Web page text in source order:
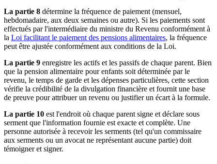
La partie 8 détermine la fréquence de paiement (mensuel,
hebdomadaire, aux deux semaines ou autre). Si les paiements sont
effectués par l'intermédiaire du ministre du Revenu conformément à
la Loi facilitant le paiement des pensions alimentaires, la fréquence
peut être ajustée conformément aux conditions de la Loi.
La partie 9 enregistre les actifs et les passifs de chaque parent. Bien
que la pension alimentaire pour enfants soit déterminée par le
revenu, le temps de garde et les dépenses particulières, cette section
vérifie la crédibilité de la divulgation financière et fournit une base
de preuve pour attribuer un revenu ou justifier un écart à la formule.
La partie 10 est l'endroit où chaque parent signe et déclare sous
serment que l'information fournie est exacte et complète. Une
personne autorisée à recevoir les serments (tel qu'un commissaire
aux serments ou un avocat ne représentant aucune partie) doit
témoigner et signer.